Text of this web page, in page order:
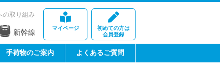
マイページ
初めての方は
会員登録
の取り組み
新幹線
手荷物のご案内 よくあるご質問